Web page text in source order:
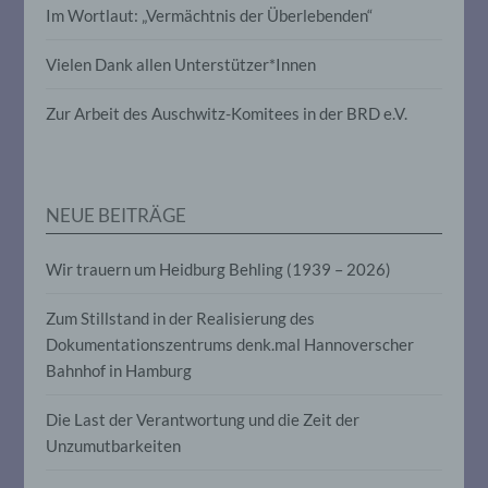
Im Wortlaut: „Vermächtnis der Überlebenden“
Vielen Dank allen Unterstützer*Innen
Zur Arbeit des Auschwitz-Komitees in der BRD e.V.
NEUE BEITRÄGE
Wir trauern um Heidburg Behling (1939 – 2026)
Zum Stillstand in der Realisierung des
Dokumentationszentrums denk.mal Hannoverscher
Bahnhof in Hamburg
Die Last der Verantwortung und die Zeit der
Unzumutbarkeiten
Verarbeitung personenbezogener Daten,
personenbezogenen Daten verwendet
werden, um bestimmte persönliche
Person beziehen, zu bewerten,
Aufenthaltsort oder Ortswechsel dieser
natürlichen Person zu analysieren oder
f) Pseudonymisierung
Pseudonymisierung ist die Verarbeitung
auf welche die personenbezogenen Daten
ohne Hinzuziehung zusätzlicher
Informationen nicht mehr einer